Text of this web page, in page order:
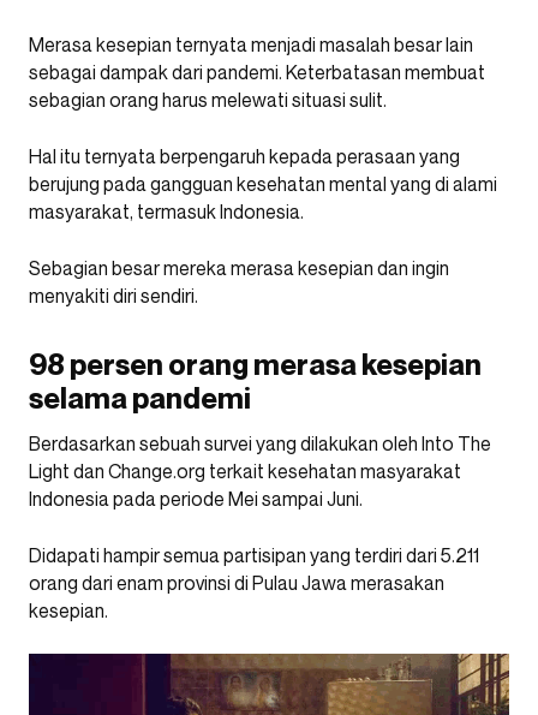
Merasa kesepian ternyata menjadi masalah besar lain
sebagai dampak dari pandemi. Keterbatasan membuat
sebagian orang harus melewati situasi sulit.
Hal itu ternyata berpengaruh kepada perasaan yang
berujung pada gangguan kesehatan mental yang di alami
masyarakat, termasuk Indonesia.
Sebagian besar mereka merasa kesepian dan ingin
menyakiti diri sendiri.
98 persen orang merasa kesepian
selama pandemi
Berdasarkan sebuah survei yang dilakukan oleh Into The
Light dan Change.org terkait kesehatan masyarakat
Indonesia pada periode Mei sampai Juni.
Didapati hampir semua partisipan yang terdiri dari 5.211
orang dari enam provinsi di Pulau Jawa merasakan
kesepian.